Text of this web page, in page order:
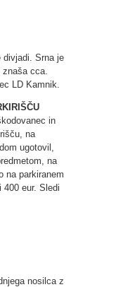
divjadi. Srna je
cca.
LD Kamnik.
in
na
ugotovil,
na
na parkiranem
eur. Sledi
nosilca z